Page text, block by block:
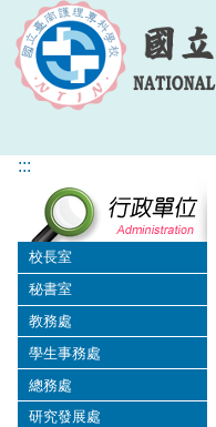
:::
校長室
秘書室
教務處
學生事務處
總務處
研究發展處